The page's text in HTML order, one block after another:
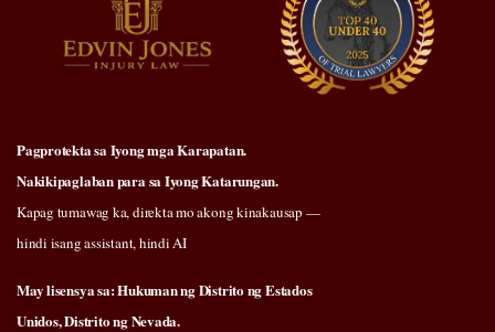
Pagprotekta sa Iyong mga Karapatan.
Nakikipaglaban para sa Iyong Katarungan.
Kapag tumawag ka, direkta mo akong kinakausap —
hindi isang assistant, hindi AI
May lisensya sa: Hukuman ng Distrito ng Estados
Unidos, Distrito ng Nevada.